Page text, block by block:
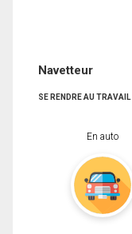
Navetteur
SE RENDRE AU TRAVAIL
En auto